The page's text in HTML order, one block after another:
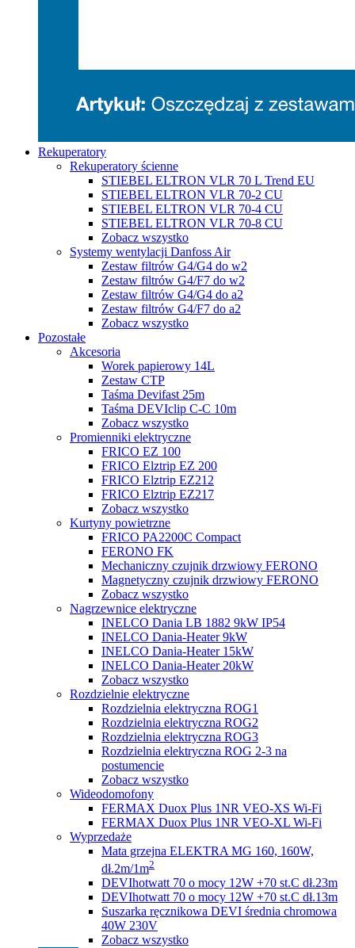
Rekuperatory
Rekuperatory ścienne
STIEBEL ELTRON VLR 70 L Trend EU
STIEBEL ELTRON VLR 70-2 CU
STIEBEL ELTRON VLR 70-4 CU
STIEBEL ELTRON VLR 70-8 CU
Zobacz wszystko
Systemy wentylacji Danfoss Air
Zestaw filtrów G4/G4 do w2
Zestaw filtrów G4/F7 do w2
Zestaw filtrów G4/G4 do a2
Zestaw filtrów G4/F7 do a2
Zobacz wszystko
Pozostałe
Akcesoria
Worek papierowy 14L
Zestaw CTP
Taśma Devifast 25m
Taśma DEVIclip C-C 10m
Zobacz wszystko
Promienniki elektryczne
FRICO EZ 100
FRICO Elztrip EZ 200
FRICO Elztrip EZ212
FRICO Elztrip EZ217
Zobacz wszystko
Kurtyny powietrzne
FRICO PA2200C Compact
FERONO FK
Mechaniczny czujnik drzwiowy FERONO
Magnetyczny czujnik drzwiowy FERONO
Zobacz wszystko
Nagrzewnice elektryczne
INELCO Dania LB 1882 9kW IP54
INELCO Dania-Heater 9kW
INELCO Dania-Heater 15kW
INELCO Dania-Heater 20kW
Zobacz wszystko
Rozdzielnie elektryczne
Rozdzielnia elektryczna ROG1
Rozdzielnia elektryczna ROG2
Rozdzielnia elektryczna ROG3
Rozdzielnia elektryczna ROG 2-3 na
postumencie
Zobacz wszystko
Wideodomofony
FERMAX Duox Plus 1NR VEO-XS Wi-Fi
FERMAX Duox Plus 1NR VEO-XL Wi-Fi
Wyprzedaże
Mata grzejna ELEKTRA MG 160, 160W,
dł.2m/1m2
DEVIhotwatt 70 o mocy 12W +70 st.C dł.23m
DEVIhotwatt 70 o mocy 12W +70 st.C dł.13m
Suszarka ręcznikowa DEVI średnia chromowa
40W 230V
Zobacz wszystko